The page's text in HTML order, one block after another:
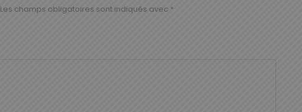
Les champs obligatoires sont indiqués avec *